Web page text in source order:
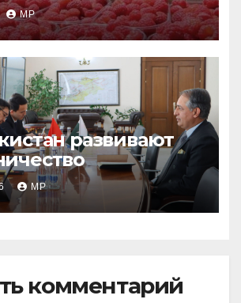
MP
развивают
MP
комментарий